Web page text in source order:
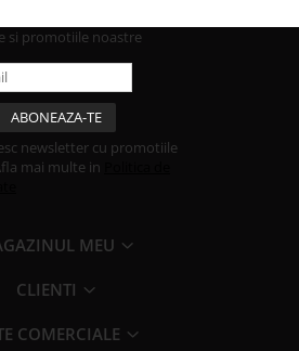
si promotiile noastre
newsletter cu promotiile
mai multe in
MEU
CLIENTI
COMERCIALE